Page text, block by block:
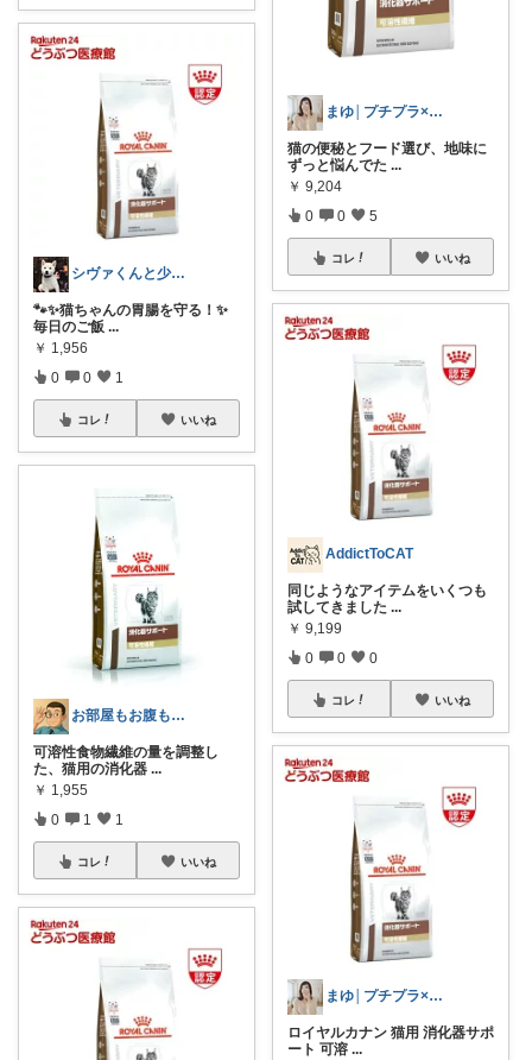
シヴァくんと少佐のROOM
🐾✨猫ちゃんの胃腸を守る！✨
毎日のご飯 ...
￥ 1,956
0 0 1
コレ いいね
お部屋もお腹もピッカピカの専門家
可溶性食物繊維の量を調整し
た、猫用の消化器 ...
￥ 1,955
0 1 1
コレ いいね
まゆ│プチプラ×ご褒美スイーツ
猫の便秘とフード選び、地味に
ずっと悩んでた ...
￥ 9,204
0 0 5
コレ いいね
AddictToCAT
同じようなアイテムをいくつも
試してきました ...
￥ 9,199
0 0 0
コレ いいね
まゆ│プチプラ×ご褒美スイーツ
ロイヤルカナン 猫用 消化器サポ
ート 可溶 ...